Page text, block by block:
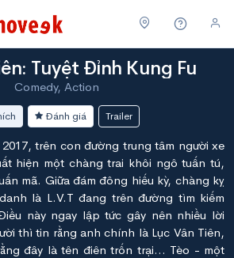
Tuyệt Đỉnh Kung Fu
Comedy, Action
Đánh giá Trailer
trên con đường trung tâm người xe
hiện một chàng trai khôi ngô tuấn tú,
mã. Giữa đám đông hiếu kỳ, chàng kỵ
là L.V.T đang trên đường tìm kiếm
này ngay lập tức gây nên nhiều lời
thì tin rằng anh chính là Lục Vân Tiên,
đây là tên điên trốn trại... Tèo - một